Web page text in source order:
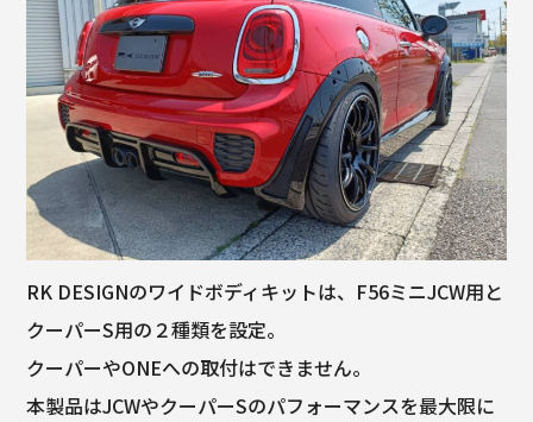
RK DESIGNのワイドボディキットは、F56ミニJCW用と
クーパーS用の２種類を設定。
クーパーやONEへの取付はできません。
本製品はJCWやクーパーSのパフォーマンスを最大限に